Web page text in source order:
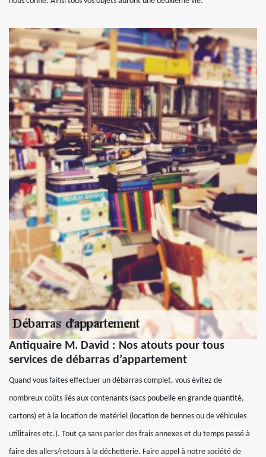
Antiquaire M. David : Nos atouts pour tous
services de débarras d’appartement
Quand vous faites effectuer un débarras complet, vous évitez de
nombreux coûts liés aux contenants (sacs poubelle en grande quantité,
cartons) et à la location de matériel (location de bennes ou de véhicules
utilitaires etc.). Tout ça sans parler des frais annexes et du temps passé à
faire des allers/retours à la déchetterie. Faire appel à notre société de